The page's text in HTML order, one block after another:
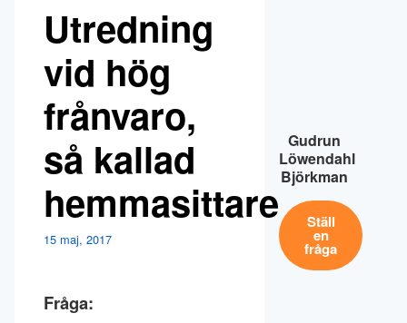
Utredning
vid hög
frånvaro,
så kallad
hemmasittare
15 maj, 2017
Fråga:
Gudrun
Löwendahl
Björkman
Ställ
en
fråga